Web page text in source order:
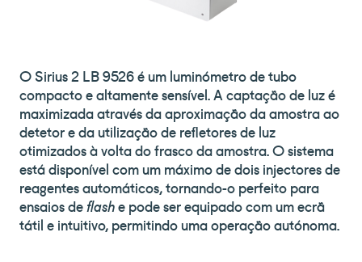
O Sirius 2 LB 9526 é um luminómetro de tubo
compacto e altamente sensível. A captação de luz é
maximizada através da aproximação da amostra ao
detetor e da utilização de refletores de luz
otimizados à volta do frasco da amostra. O sistema
está disponível com um máximo de dois injectores de
reagentes automáticos, tornando-o perfeito para
ensaios deflashe pode ser equipado com um ecrã
tátil e intuitivo, permitindo uma operação autónoma.